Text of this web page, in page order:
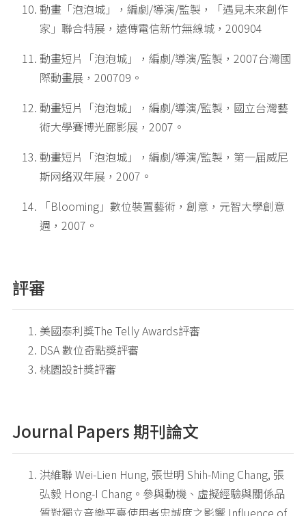
動畫「泡泡城」，編劇/導演/監製，「遇見未來創作
家」聯合特展，遠傳電信新竹無線城，200904
動畫短片「泡泡城」，編劇/導演/監製，2007台灣國
際動畫展，200709。
動畫短片「泡泡城」，編劇/導演/監製，國立台灣藝
術大學賽博光廊影展，2007。
動畫短片「泡泡城」，編劇/導演/監製，第一届威尼
斯网络双年展，2007。
「Blooming」數位裝置藝術，創意，元智大學創意
週，2007。
評審
美國泰利獎The Telly Awards評審
DSA 數位奇點獎評審
桃園設計獎評審
Journal Papers 期刊論文
洪維聯 Wei-Lien Hung, 張世明 Shih-Ming Chang, 張
弘毅 Hong-I Chang。參與動機、虛擬經驗與關係品
質對獨立音樂平臺使用者忠誠度之影響 Influence of